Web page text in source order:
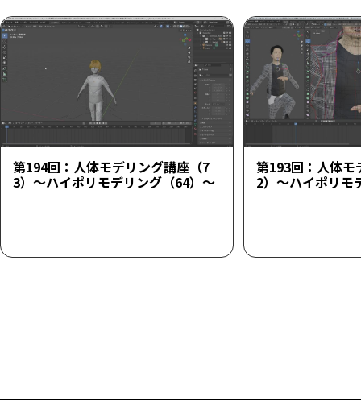
第194回：人体モデリング講座（7
3）～ハイポリモデリング（64）～
第193回：人体モ
2）～ハイポリモ